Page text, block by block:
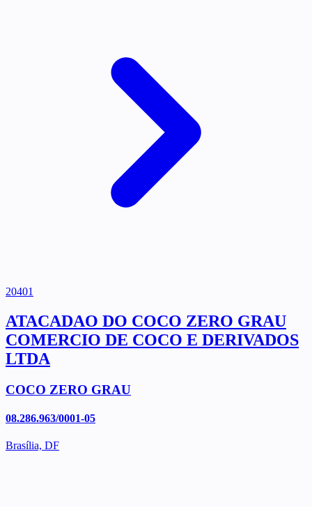
20401
ATACADAO DO COCO ZERO GRAU
COMERCIO DE COCO E DERIVADOS
LTDA
COCO ZERO GRAU
08.286.963/0001-05
Brasília, DF